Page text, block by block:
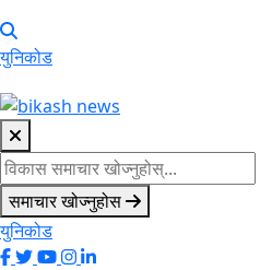
युनिकोड
समाचार खोज्नुहोस
युनिकोड